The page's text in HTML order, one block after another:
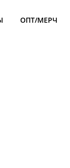
ОПТ/МЕРЧ